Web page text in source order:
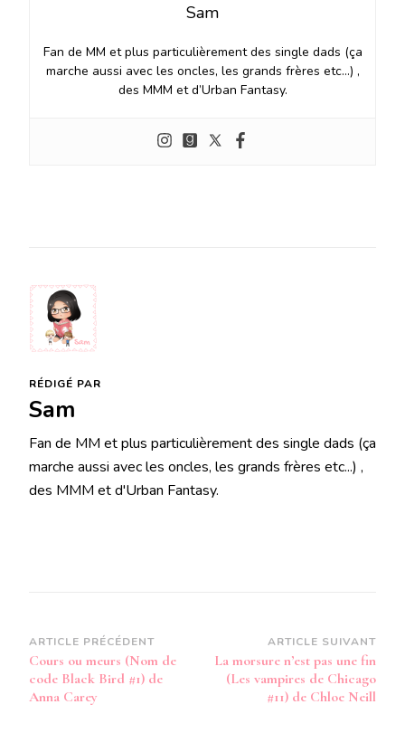
Sam
Fan de MM et plus particulièrement des single dads (ça
marche aussi avec les oncles, les grands frères etc…) ,
des MMM et d’Urban Fantasy.
RÉDIGÉ PAR
Sam
Fan de MM et plus particulièrement des single dads (ça
marche aussi avec les oncles, les grands frères etc...) ,
des MMM et d'Urban Fantasy.
Navigation
d’article
ARTICLE PRÉCÉDENT
Cours ou meurs (Nom de
code Black Bird #1) de
Anna Carey
ARTICLE SUIVANT
La morsure n’est pas une fin
(Les vampires de Chicago
#11) de Chloe Neill